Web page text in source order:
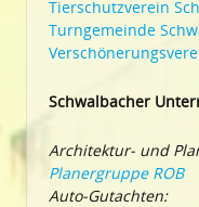
Tierschutzverein
Turngemeinde
Schwalbacher
Architektur- und
Planergruppe ROB
Auto-Gutachten: